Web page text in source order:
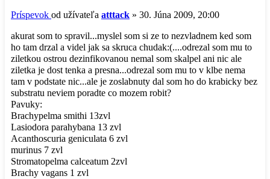
Príspevok od užívateľa atttack » 30. Júna 2009, 20:00
akurat som to spravil...myslel som si ze to nezvladnem ked som
ho tam drzal a videl jak sa skruca chudak:(....odrezal som mu to
ziletkou ostrou dezinfikovanou nemal som skalpel ani nic ale
ziletka je dost tenka a presna...odrezal som mu to v klbe nema
tam v podstate nic...ale je zoslabnuty dal som ho do krabicky bez
substratu neviem poradte co mozem robit?
Pavuky:
Brachypelma smithi 13zvl
Lasiodora parahybana 13 zvl
Acanthoscuria geniculata 6 zvl
murinus 7 zvl
Stromatopelma calceatum 2zvl
Brachy vagans 1 zvl